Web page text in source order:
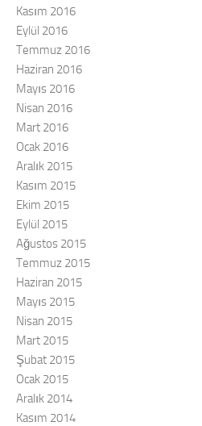
Kasım 2016
Eylül 2016
Temmuz 2016
Haziran 2016
Mayıs 2016
Nisan 2016
Mart 2016
Ocak 2016
Aralık 2015
Kasım 2015
Ekim 2015
Eylül 2015
Ağustos 2015
Temmuz 2015
Haziran 2015
Mayıs 2015
Nisan 2015
Mart 2015
Şubat 2015
Ocak 2015
Aralık 2014
Kasım 2014